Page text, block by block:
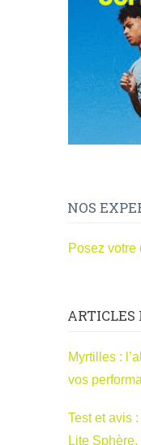
NOS
Posez votre
ARTICLES
Myrtilles :
vos
Test et avis
Lite